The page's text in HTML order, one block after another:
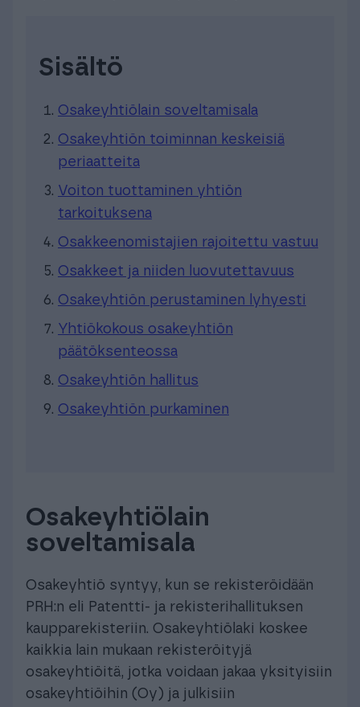
Sisältö
Osakeyhtiölain soveltamisala
Osakeyhtiön toiminnan keskeisiä
periaatteita
Voiton tuottaminen yhtiön
tarkoituksena
Osakkeenomistajien rajoitettu vastuu
Osakkeet ja niiden luovutettavuus
Osakeyhtiön perustaminen lyhyesti
Yhtiökokous osakeyhtiön
päätöksenteossa
Osakeyhtiön hallitus
Osakeyhtiön purkaminen
Osakeyhtiölain
soveltamisala
Osakeyhtiö syntyy, kun se rekisteröidään
PRH:n eli Patentti- ja rekisterihallituksen
kaupparekisteriin. Osakeyhtiölaki koskee
kaikkia lain mukaan rekisteröityjä
osakeyhtiöitä, jotka voidaan jakaa yksityisiin
osakeyhtiöihin (Oy) ja julkisiin